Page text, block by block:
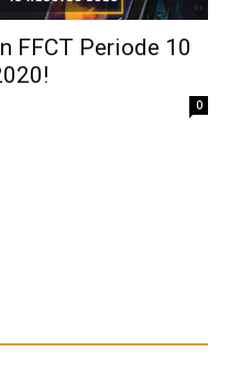
FFCT Periode 10
0